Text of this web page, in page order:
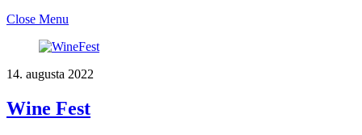
Close Menu
14. augusta 2022
Wine Fest